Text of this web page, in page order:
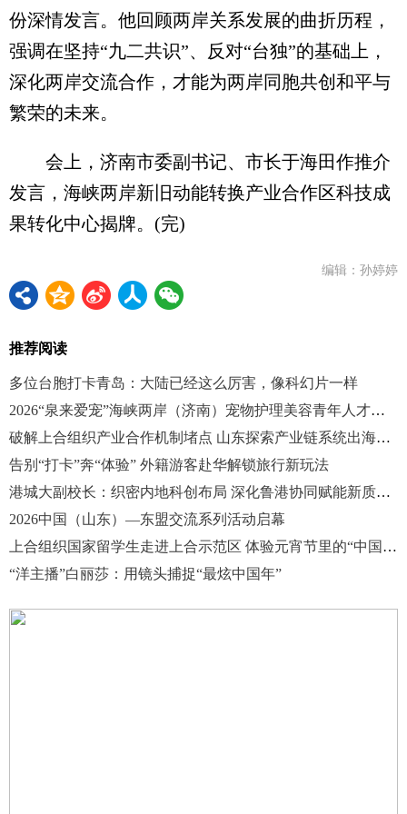
份深情发言。他回顾两岸关系发展的曲折历程，
强调在坚持“九二共识”、反对“台独”的基础上，
深化两岸交流合作，才能为两岸同胞共创和平与
繁荣的未来。
会上，济南市委副书记、市长于海田作推介
发言，海峡两岸新旧动能转换产业合作区科技成
果转化中心揭牌。(完)
编辑：孙婷婷
推荐阅读
多位台胞打卡青岛：大陆已经这么厉害，像科幻片一样
2026“泉来爱宠”海峡两岸（济南）宠物护理美容青年人才技能竞赛启动
破解上合组织产业合作机制堵点 山东探索产业链系统出海新路径
告别“打卡”奔“体验” 外籍游客赴华解锁旅行新玩法
港城大副校长：织密内地科创布局 深化鲁港协同赋能新质生产力
2026中国（山东）—东盟交流系列活动启幕
上合组织国家留学生走进上合示范区 体验元宵节里的“中国味”
“洋主播”白丽莎：用镜头捕捉“最炫中国年”